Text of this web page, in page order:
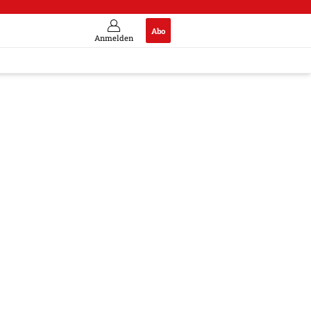
Anmelden
Abo